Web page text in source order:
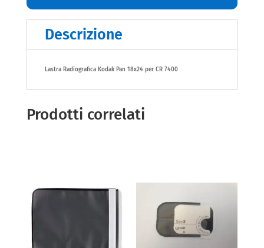
Descrizione
Lastra Radiografica Kodak Pan 18x24 per CR 7400
Prodotti correlati